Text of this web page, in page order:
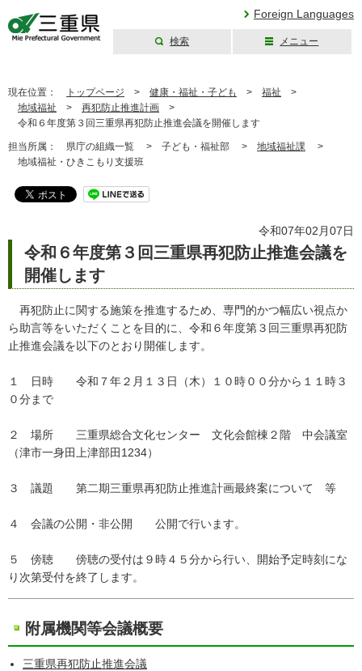
Foreign Languages
検索 メニュー
現在位置： トップページ > 健康・福祉・子ども > 福祉 >
地域福祉 > 再犯防止推進計画 >
令和６年度第３回三重県再犯防止推進会議を開催します
担当所属： 県庁の組織一覧 > 子ども・福祉部 > 地域福祉課 >
地域福祉・ひきこもり支援班
令和07年02月07日
令和６年度第３回三重県再犯防止推進会議を
開催します
再犯防止に関する施策を推進するため、専門的かつ幅広い視点か
ら助言等をいただくことを目的に、令和６年度第３回三重県再犯防
止推進会議を以下のとおり開催します。
１ 日時 令和７年２月１３日（木）１０時００分から１１時３
０分まで
２ 場所 三重県総合文化センター 文化会館棟２階 中会議室
（津市一身田上津部田1234）
３ 議題 第二期三重県再犯防止推進計画最終案について 等
４ 会議の公開・非公開 公開で行います。
５ 傍聴 傍聴の受付は９時４５分から行い、開始予定時刻にな
り次第受付を終了します。
附属機関等会議概要
三重県再犯防止推進会議